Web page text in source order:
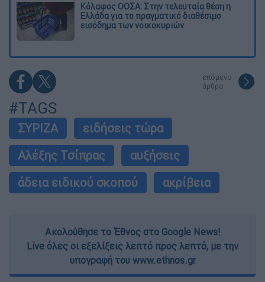
Κόλαφος ΟΟΣΑ: Στην τελευταία θέση η
Ελλάδα για το πραγματικό διαθέσιμο
εισόδημα των νοικοκυριών
επόμενο
άρθρο
#TAGS
ΣΥΡΙΖΑ
ειδήσεις τώρα
Αλέξης Τσίπρας
αυξήσεις
άδεια ειδικού σκοπού
ακρίβεια
Ακολούθησε το Έθνος στο Google News!
Live όλες οι εξελίξεις λεπτό προς λεπτό, με την
υπογραφή του www.ethnos.gr